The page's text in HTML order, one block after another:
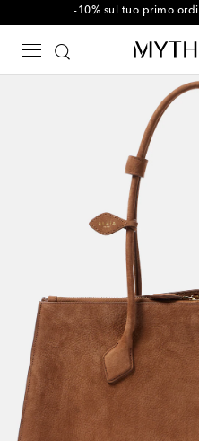
-10% sul tuo primo